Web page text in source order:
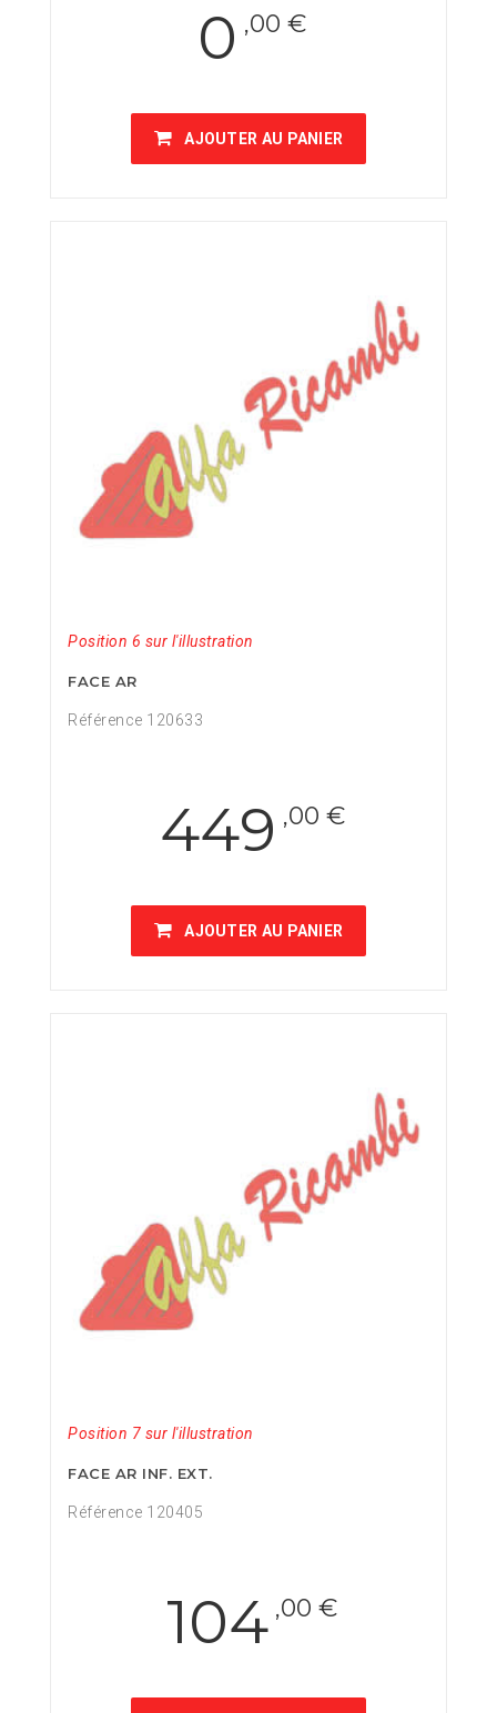
0 ,00 €
AJOUTER AU PANIER
Position 6 sur l'illustration
FACE AR
Référence 120633
449 ,00 €
AJOUTER AU PANIER
Position 7 sur l'illustration
FACE AR INF. EXT.
Référence 120405
104 ,00 €